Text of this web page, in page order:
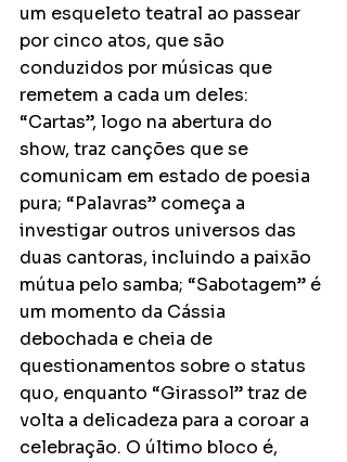
um esqueleto teatral ao passear
por cinco atos, que são
conduzidos por músicas que
remetem a cada um deles:
“Cartas”, logo na abertura do
show, traz canções que se
comunicam em estado de poesia
pura; “Palavras” começa a
investigar outros universos das
duas cantoras, incluindo a paixão
mútua pelo samba; “Sabotagem” é
um momento da Cássia
debochada e cheia de
questionamentos sobre o status
quo, enquanto “Girassol” traz de
volta a delicadeza para a coroar a
celebração. O último bloco é,